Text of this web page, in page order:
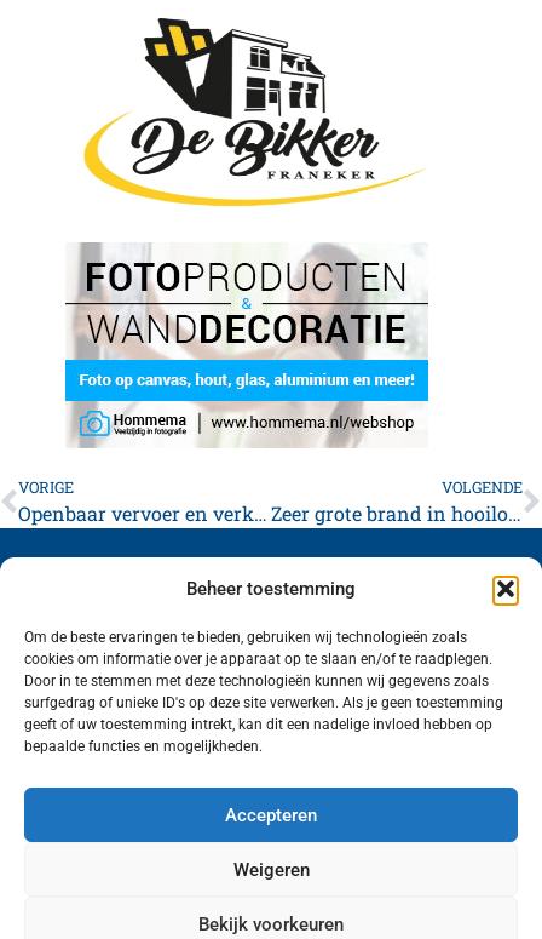
Beheer toestemming
Om de beste ervaringen te bieden, gebruiken wij technologieën zoals
cookies om informatie over je apparaat op te slaan en/of te raadplegen.
Door in te stemmen met deze technologieën kunnen wij gegevens zoals
surfgedrag of unieke ID's op deze site verwerken. Als je geen toestemming
geeft of uw toestemming intrekt, kan dit een nadelige invloed hebben op
bepaalde functies en mogelijkheden.
Accepteren
Weigeren
Bekijk voorkeuren
VORIGE
Openbaar vervoer en verkeer ontregeld in Friesland door winterweer
VOLGENDE
Zeer grote brand in hooiloods Tzummarum: veel rookontwikkeling
Volg ons (hierboven) op social media!
Wij van FranekerActueel.nl verzorgen het nieuws